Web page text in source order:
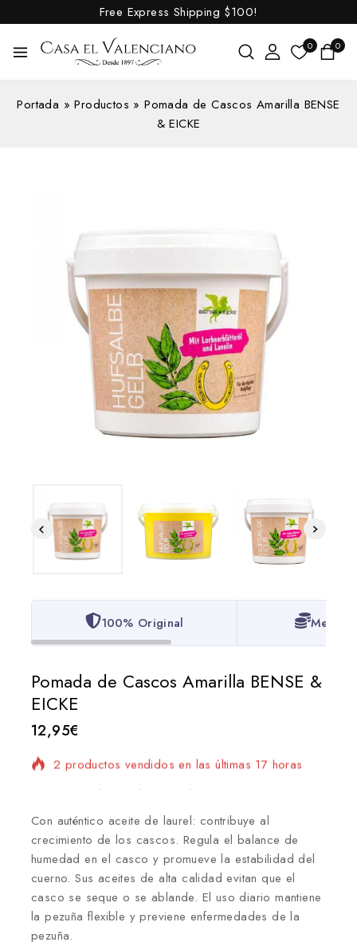
Free Express Shipping $100!
0 0
Portada »Productos »Pomada de Cascos Amarilla BENSE
& EICKE
100% Original Mejor
Pomada de Cascos Amarilla BENSE &
EICKE
12,95€
2 productos vendidos en las últimas 17 horas
¡Se vende rápido! Más de 19 personas tienen en
su carrito
Con auténtico aceite de laurel: contribuye al
crecimiento de los cascos. Regula el balance de
humedad en el casco y promueve la estabilidad del
cuerno. Sus aceites de alta calidad evitan que el
casco se seque o se ablande. El uso diario mantiene
la pezuña flexible y previene enfermedades de la
pezuña.